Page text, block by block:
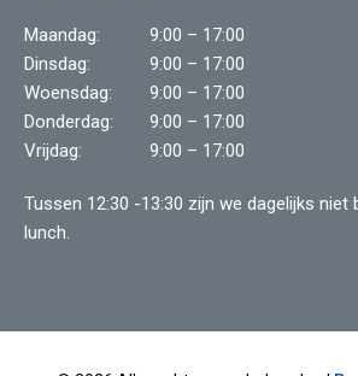
Maandag:
9:00 – 17:00
Dinsdag:
9:00 – 17:00
Woensdag:
9:00 – 17:00
Donderdag:
9:00 – 17:00
Vrijdag:
9:00 – 17:00
Tussen 12:30 -13:30 zijn we dagelijks niet
lunch.